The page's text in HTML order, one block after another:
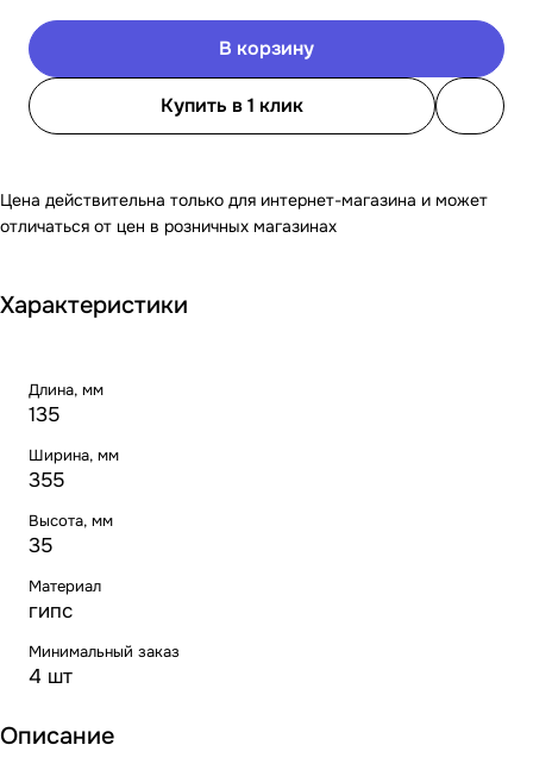
В корзину
Купить в 1 клик
Цена действительна только для интернет-магазина и может
отличаться от цен в розничных магазинах
Характеристики
Длина, мм
135
Ширина, мм
355
Высота, мм
35
Материал
гипс
Минимальный заказ
4 шт
Описание